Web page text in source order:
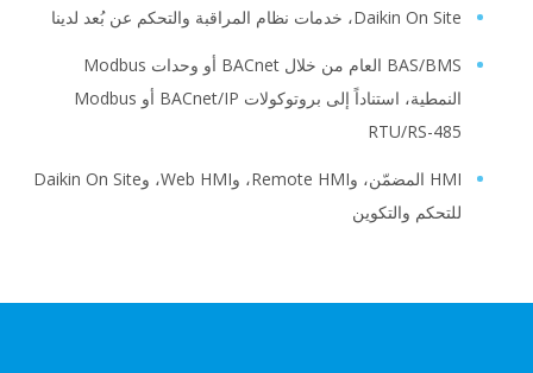
Daikin On Site، خدمات نظام المراقبة والتحكم عن بُعد لدينا
BAS/BMS العام من خلال BACnet أو وحدات Modbus
النمطية، استناداً إلى بروتوكولات BACnet/IP أو Modbus
RTU/RS-485
HMI المضمّن، وRemote HMI، وWeb HMI، وDaikin On Site
للتحكم والتكوين